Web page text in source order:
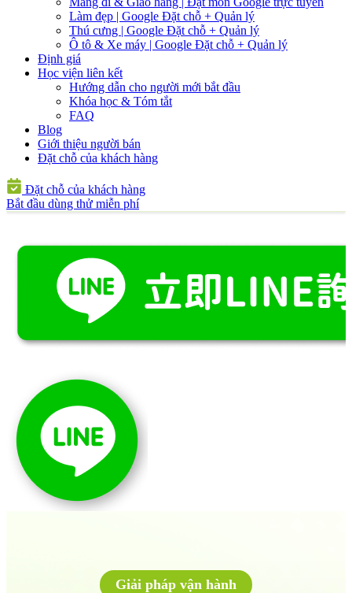
Làm đẹp | Google Đặt chỗ + Quản lý
Thú cưng | Google Đặt chỗ + Quản lý
Ô tô & Xe máy | Google Đặt chỗ + Quản lý
Định giá
Học viện liên kết
Hướng dẫn cho người mới bắt đầu
Khóa học & Tóm tắt
FAQ
Blog
Giới thiệu người bán
Đặt chỗ của khách hàng
Đặt chỗ của khách hàng
Bắt đầu dùng thử miễn phí
Giải pháp vận hành